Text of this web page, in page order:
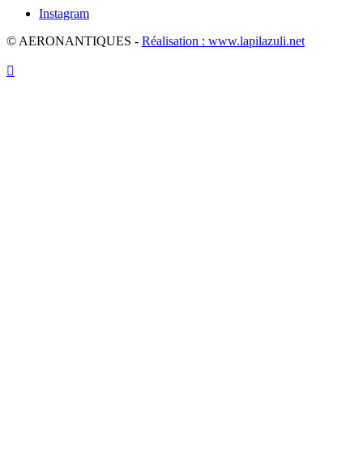
Instagram
© AERONANTIQUES - Réalisation : www.lapilazuli.net
